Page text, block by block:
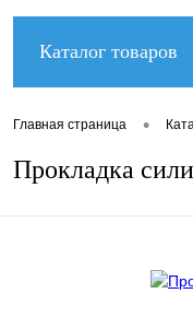
Каталог товаров
Главная страница •
Прокладка